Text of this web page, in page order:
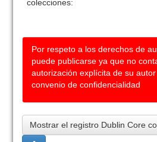
colecciones:
Por respeto a los derechos de
puede publicarse ya que no
autorización explícita de su
convenio de confidencialidad
Mostrar el registro Dublin Core